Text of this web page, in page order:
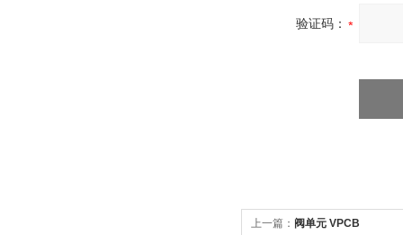
验证码：
上一篇： 阀单元 VPCB